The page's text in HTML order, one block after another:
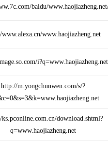
baidu/
www.haojiazheng.net
i?q=www.haojiazheng.net
http://m.yongchunwen.com/s/?
ks.pconline.com.cn/download.shtml?
q=www.haojiazheng.net